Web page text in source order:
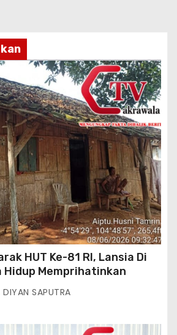
HUT Ke-81 RI, Lansia Di
Hidup Memprihatinkan
DIYAN SAPUTRA